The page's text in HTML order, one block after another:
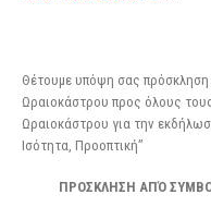
Θέτουμε υπόψη σας
Ωραιοκάστρου προς όλους
Ωραιοκάστρου για την
Ισότητα, Προοπτική”
ΠΡΟΣΚΛΗΣΗ ΑΠΌ